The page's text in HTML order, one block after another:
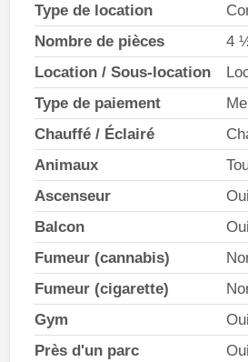
Type de location
Nombre de pièces
4
Location / Sous-location
Type de paiement
Chauffé / Éclairé
Animaux
Ascenseur
Oui
Balcon
Oui
Fumeur (cannabis)
Fumeur (cigarette)
Gym
Oui
Près d'un parc
Oui